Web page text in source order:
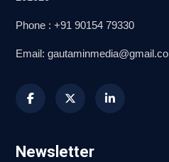
Phone : +91 90154 79330
Email:
Newsletter